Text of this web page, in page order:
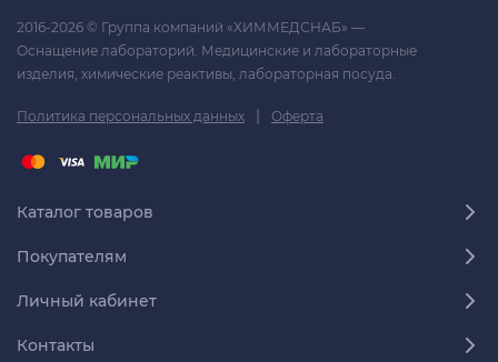
2016-2026 © Группа компаний «ХИММЕДСНАБ» —
Оснащение лабораторий. Медицинские и лабораторные
изделия, химические реактивы, лабораторная посуда.
Политика персональных данных | Оферта
Каталог товаров
Покупателям
Личный кабинет
Контакты